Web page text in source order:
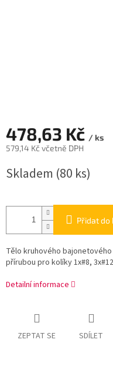
478,63 Kč / ks
579,14 Kč včetně DPH
cena:
Skladem (80 ks)
Přidat do
Tělo kruhového bajonetového
přírubou pro kolíky 1x#8,
Detailní informace
ZEPTAT SE SDÍLET